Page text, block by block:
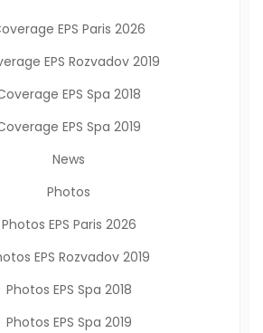
EPS Paris 2026
EPS Rozvadov 2019
EPS Spa 2018
EPS Spa 2019
News
Photos
Photos EPS Paris 2026
EPS Rozvadov 2019
Photos EPS Spa 2018
Photos EPS Spa 2019